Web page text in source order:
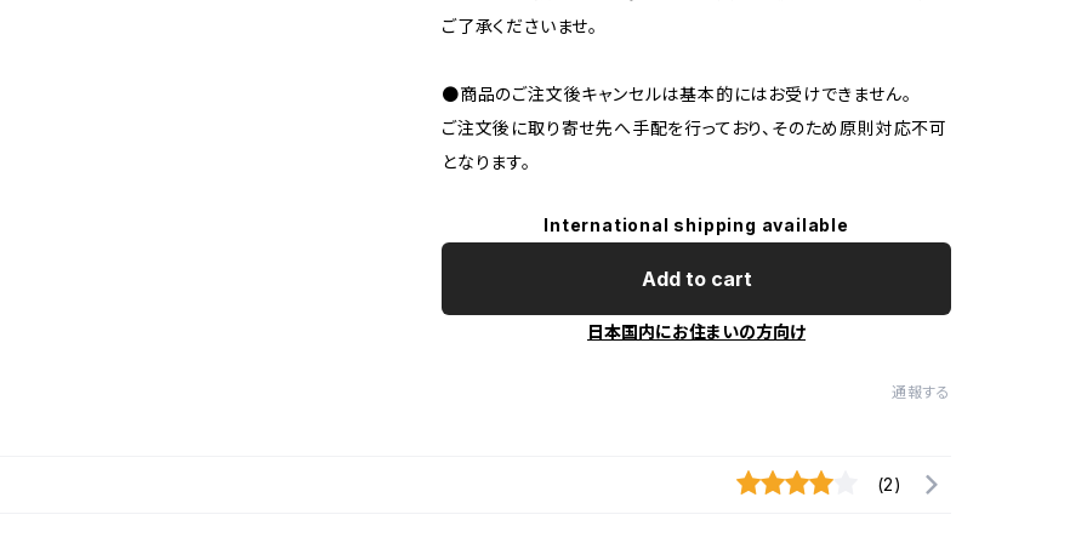
ご了承くださいませ。
●商品のご注文後キャンセルは基本的にはお受けできません。
ご注文後に取り寄せ先へ手配を行っており、そのため原則対応不可
となります。
International shipping available
Add to cart
日本国内にお住まいの方向け
通報する
(2)